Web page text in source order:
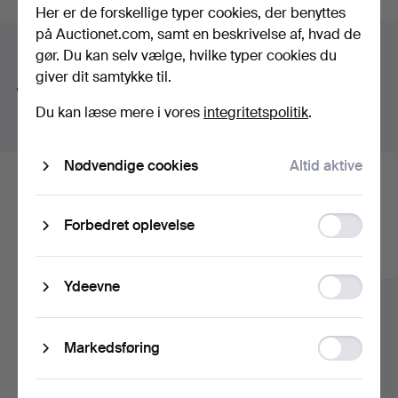
Fredmans epistlar" with 82 (!) lithographs, a pinball
machine for hard rock fans, a Gibson Les Paul from
1980 and a spectacular ceiling lamp from Orrefors,
designed by Edward Hald.
Søgetips
Vi søger automatisk på dele af ord. Søger du efter
bånd, finder vi også armbåndsur.
Her er genstande fra vores arkiv, der
matcher din søgning
Vis alle genstande
Her er de forskellige typer cookies, der benyttes
på Auctionet.com, samt en beskrivelse af, hvad de
gør. Du kan selv vælge, hvilke typer cookies du
giver dit samtykke til.
Du kan læse mere i vores integritetspolitik.
Nødvendige cookies Altid aktive
Forbedret oplevelse
storage
Ydeevne
storage
Markedsføring
Ad
storage